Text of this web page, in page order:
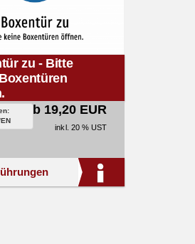
zu - Bitte
ab 19,20 EUR
inkl. 20 % UST